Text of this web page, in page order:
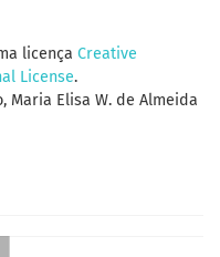
licença Creative
License.
Maria Elisa W. de Almeida